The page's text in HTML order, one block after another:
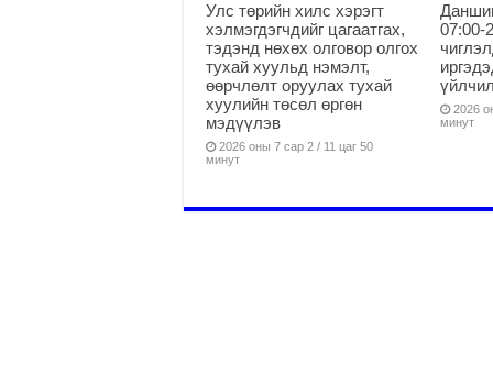
Улс төрийн хилс хэрэгт
хэлмэгдэгчдийг цагаатгах,
тэдэнд нөхөх олговор олгох
тухай хуульд нэмэлт,
өөрчлөлт оруулах тухай
хуулийн төсөл өргөн
мэдүүлэв
2026 оны 7 сар 2 / 11 цаг 50
минут
07:00-
2026
минут